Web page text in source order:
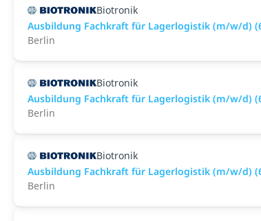
Biotronik
Ausbildung Fachkraft für Lagerlogistik (m/w/d)
Berlin
Biotronik
Ausbildung Fachkraft für Lagerlogistik (m/w/d)
Berlin
Biotronik
Ausbildung Fachkraft für Lagerlogistik (m/w/d)
Berlin